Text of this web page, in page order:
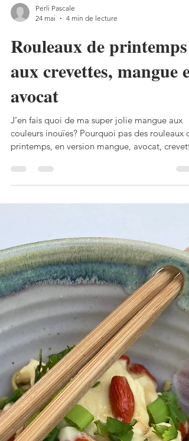
24 mai
4 min de lecture
Rouleaux de printemps
aux crevettes, mangue et
J’en fais quoi de ma super jolie mangue aux
couleurs inouïes? Pourquoi pas des rouleaux
printemps, en version mangue, avocat,
(mais on aurait aussi pu les préparer avec du
saumon cru en fines tranches)? J’ai encore à
améliorer mes pliages… mais c’était quand
même très bon! On peut les servir avec une
sauce à nems, toute prête; j’ai préféré, pour les
accompagner, préparer une petite sauce
cacahuète. Rouleaux de printemps aux
crevettes, mangue et avocat Pour 4 per